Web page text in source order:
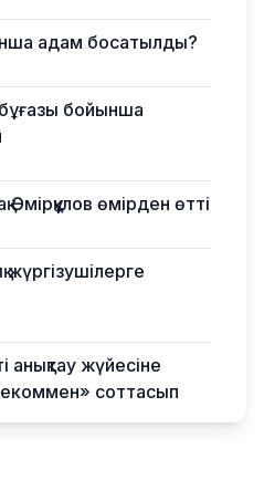
адам босатылды?
бойынша
Әмірқұлов өмірден өтті
жүргізушілерге
жүйесіне
соттасып